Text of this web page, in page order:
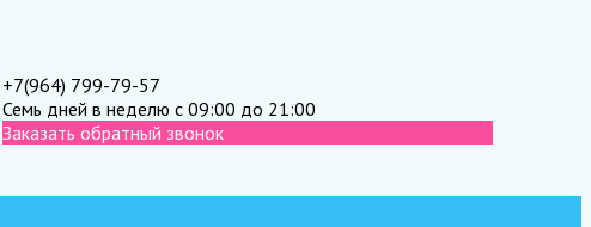
+7(964) 799-79-57
Семь дней в неделю с 09:00 до 21:00
Заказать обратный звонок